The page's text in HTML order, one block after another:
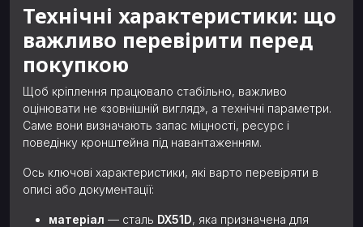
Технічні характеристики: що
важливо перевірити перед
покупкою
Щоб кріплення працювало стабільно, важливо
оцінювати не «зовнішній вигляд», а технічні параметри.
Саме вони визначають запас міцності, ресурс і
поведінку кронштейна під навантаженням.
Ось ключові характеристики, які варто перевіряти в
описі або документації:
матеріал — сталь DX51D, яка призначена для